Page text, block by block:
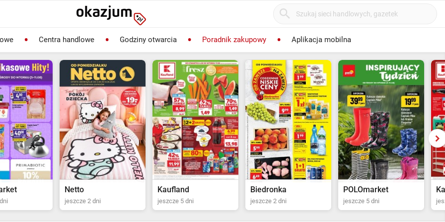
Centra handlowe Godziny otwarcia Poradnik zakupowy Aplikacja mobilna
Kaufland
jeszcze 5 dni
Biedronka
jeszcze 2 dni
POLOmarket
jeszcze 5 dni
Kaufland
jeszcze 13 dni